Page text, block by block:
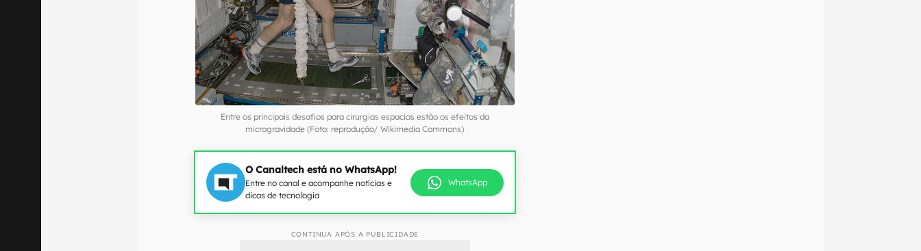
Entre os principais desafios para cirurgias espacias estão os efeitos da
microgravidade (Foto: reprodução/ Wikimedia Commons)
O Canaltech está no WhatsApp!
Entre no canal e acompanhe notícias e
dicas de tecnologia
WhatsApp
CONTINUA APÓS A PUBLICIDADE